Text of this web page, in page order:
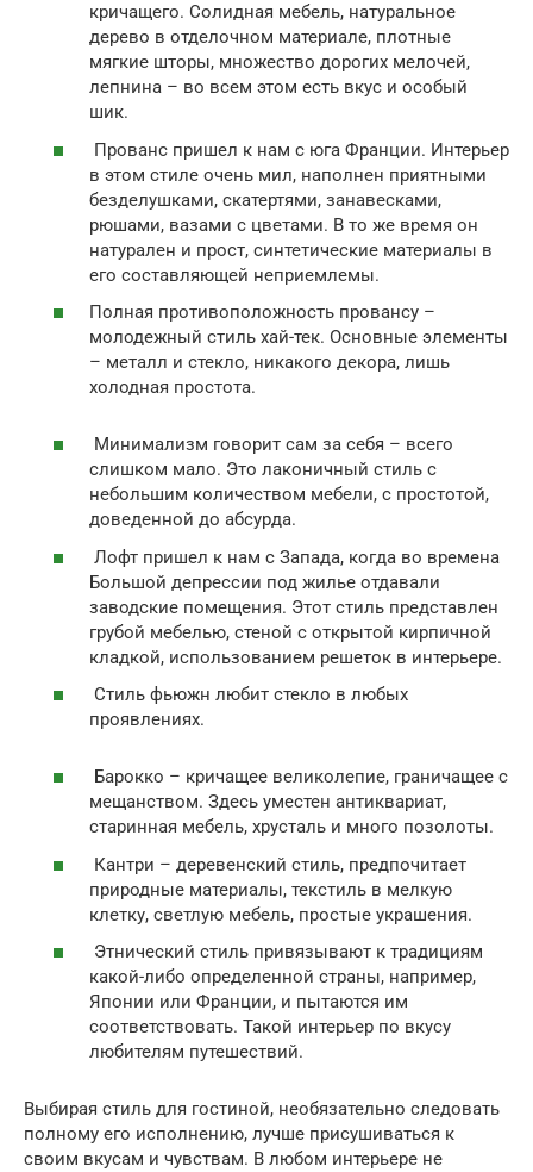
кричащего. Солидная мебель, натуральное
дерево в отделочном материале, плотные
мягкие шторы, множество дорогих мелочей,
лепнина – во всем этом есть вкус и особый
шик.
Прованс пришел к нам с юга Франции. Интерьер
в этом стиле очень мил, наполнен приятными
безделушками, скатертями, занавесками,
рюшами, вазами с цветами. В то же время он
натурален и прост, синтетические материалы в
его составляющей неприемлемы.
Полная противоположность провансу –
молодежный стиль хай-тек. Основные элементы
– металл и стекло, никакого декора, лишь
холодная простота.
Минимализм говорит сам за себя – всего
слишком мало. Это лаконичный стиль с
небольшим количеством мебели, с простотой,
доведенной до абсурда.
Лофт пришел к нам с Запада, когда во времена
Большой депрессии под жилье отдавали
заводские помещения. Этот стиль представлен
грубой мебелью, стеной с открытой кирпичной
кладкой, использованием решеток в интерьере.
Стиль фьюжн любит стекло в любых
проявлениях.
Барокко – кричащее великолепие, граничащее с
мещанством. Здесь уместен антиквариат,
старинная мебель, хрусталь и много позолоты.
Кантри – деревенский стиль, предпочитает
природные материалы, текстиль в мелкую
клетку, светлую мебель, простые украшения.
Этнический стиль привязывают к традициям
какой-либо определенной страны, например,
Японии или Франции, и пытаются им
соответствовать. Такой интерьер по вкусу
любителям путешествий.
Выбирая стиль для гостиной, необязательно следовать
полному его исполнению, лучше присушиваться к
своим вкусам и чувствам. В любом интерьере не